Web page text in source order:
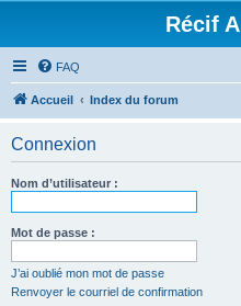
Récif
FAQ
Accueil Index du forum
Connexion
Nom d’utilisateur :
Mot de passe :
J’ai oublié mon mot de passe
Renvoyer le courriel de confirmation